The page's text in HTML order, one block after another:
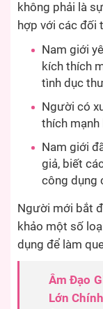
không phải là
hợp với các đối
Nam giới
kích thích
tình dục
Người có
thích mạnh
Nam giới
giả, biết
công dụng
Người mới bắt
khảo một số
dụng để làm
Âm Đạo
Lớn